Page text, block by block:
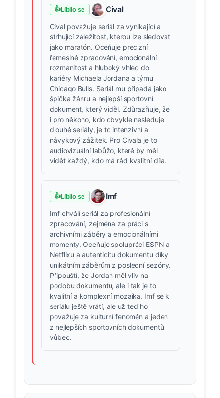
👍Líbilo se Cival
Cival považuje seriál za vynikající a
strhující záležitost, kterou lze sledovat
jako maratón. Oceňuje precizní
řemeslné zpracování, emocionální
rozmanitost a hluboký vhled do
kariéry Michaela Jordana a týmu
Chicago Bulls. Seriál mu připadá jako
špička žánru a nejlepší sportovní
dokument, který viděl. Zdůrazňuje, že
i pro někoho, kdo obvykle nesleduje
dlouhé seriály, je to intenzivní a
návykový zážitek. Pro Civala je to
audiovizuální labůžo, které by měl
vidět každý, kdo má rád kvalitní díla.
👍Líbilo se Imf
Imf chválí seriál za profesionální
zpracování, zejména za práci s
archivními záběry a emocionálními
momenty. Oceňuje spolupráci ESPN a
Netflixu a autenticitu dokumentu díky
unikátním záběrům z poslední sezóny.
Připouští, že Jordan měl vliv na
podobu dokumentu, ale i tak je to
kvalitní a komplexní mozaika. Imf se k
seriálu ještě vrátí, ale už teď ho
považuje za kulturní fenomén a jeden
z nejlepších sportovních dokumentů
vůbec.